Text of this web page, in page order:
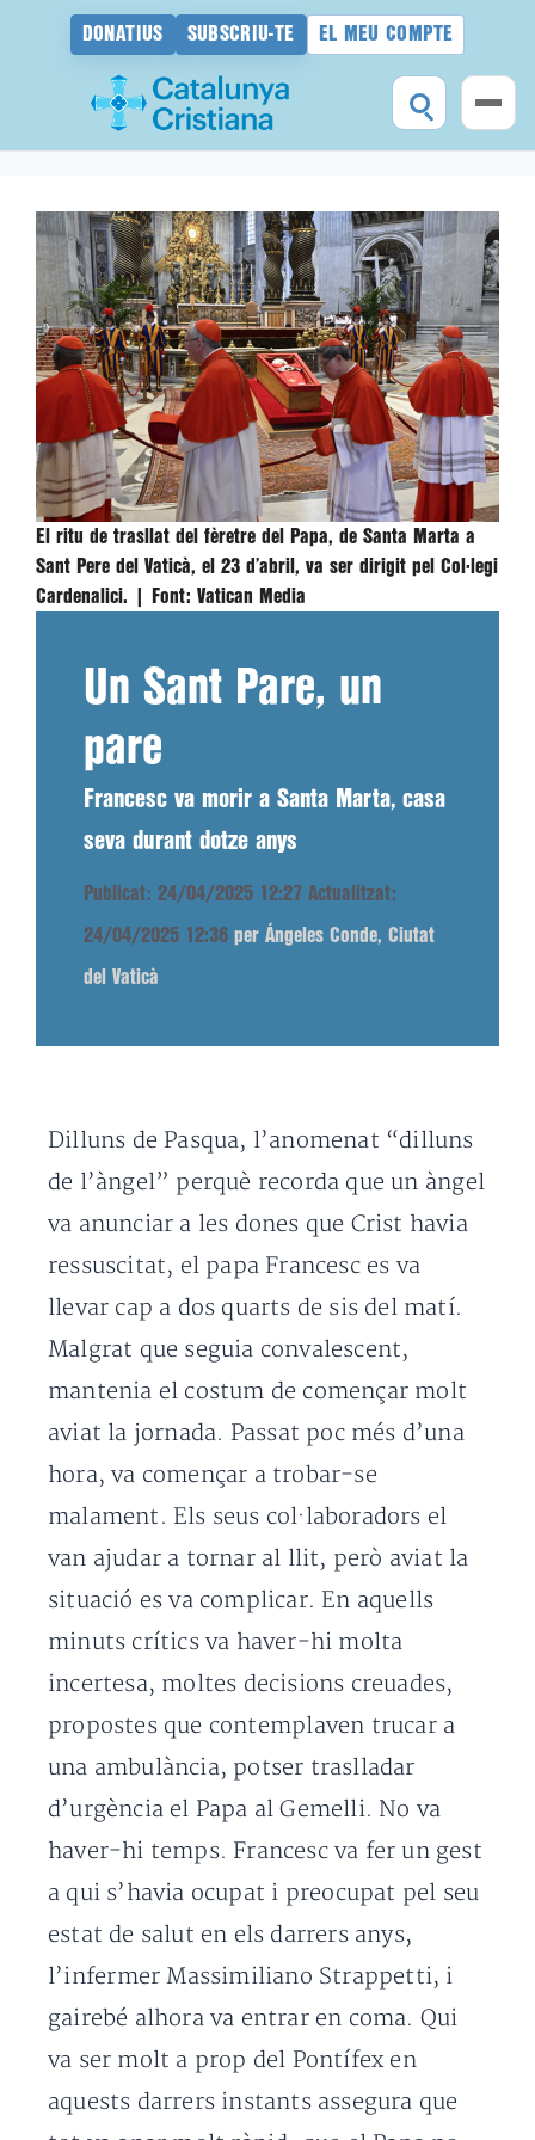
DONATIUS SUBSCRIU-TE EL MEU COMPTE
contingut
El ritu de trasllat del fèretre del Papa, de Santa Marta a
Sant Pere del Vaticà, el 23 d’abril, va ser dirigit pel Col·legi
Cardenalici. |
Font: Vatican Media
Un Sant Pare, un
pare
Francesc va morir a Santa Marta, casa
seva durant dotze anys
Publicat: 24/04/2025 12:27 Actualitzat:
24/04/2025 12:36 per Ángeles Conde, Ciutat
del Vaticà
Dilluns de Pasqua, l’anomenat “dilluns
de l’àngel” perquè recorda que un àngel
va anunciar a les dones que Crist havia
ressuscitat, el papa Francesc es va
llevar cap a dos quarts de sis del matí.
Malgrat que seguia convalescent,
mantenia el costum de començar molt
aviat la jornada. Passat poc més d’una
hora, va començar a trobar-se
malament. Els seus col·laboradors el
van ajudar a tornar al llit, però aviat la
situació es va complicar. En aquells
minuts crítics va haver-hi molta
incertesa, moltes decisions creuades,
propostes que contemplaven trucar a
una ambulància, potser traslladar
d’urgència el Papa al Gemelli. No va
haver-hi temps. Francesc va fer un gest
a qui s’havia ocupat i preocupat pel seu
estat de salut en els darrers anys,
l’infermer Massimiliano Strappetti, i
gairebé alhora va entrar en coma. Qui
va ser molt a prop del Pontífex en
aquests darrers instants assegura que